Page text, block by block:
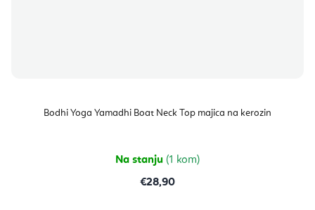
Bodhi Yoga Yamadhi Boat Neck Top majica na kerozin
Na stanju (1 kom)
€28,90